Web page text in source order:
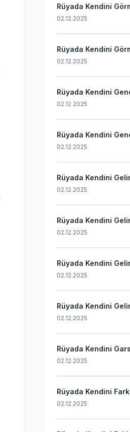
Rüyada Kendini
02.12.2025
Rüyada Kendini
02.12.2025
Rüyada Kendini
02.12.2025
Rüyada Kendini
02.12.2025
Rüyada Kendini
02.12.2025
Rüyada Kendini
02.12.2025
Rüyada Kendini
02.12.2025
Rüyada Kendini
02.12.2025
Rüyada Kendini
02.12.2025
Rüyada Kendini
02.12.2025